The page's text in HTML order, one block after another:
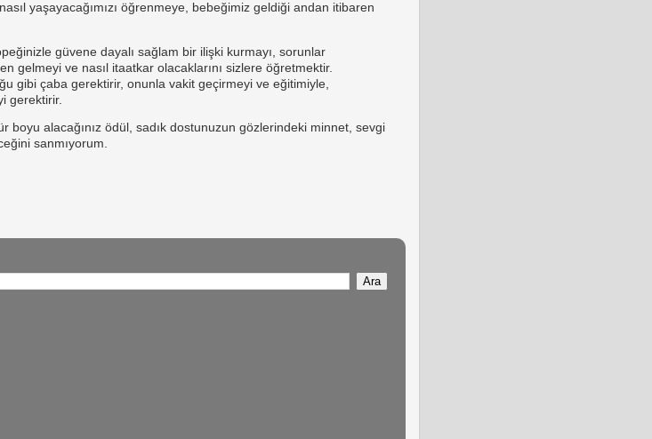
yaşayacağımızı öğrenmeye, bebeğimiz geldiği andan itibaren
güvene dayalı sağlam bir ilişki kurmayı, sorunlar
gelmeyi ve nasıl itaatkar olacaklarını sizlere öğretmektir.
gibi çaba gerektirir, onunla vakit geçirmeyi ve eğitimiyle,
gerektirir.
boyu alacağınız ödül, sadık dostunuzun gözlerindeki minnet, sevgi
sanmıyorum.